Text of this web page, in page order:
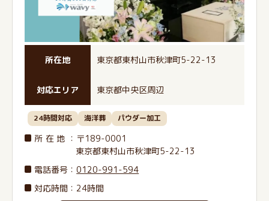
所在地 東京都東村山市秋津町5-22-13
対応エリア 東京都中央区周辺
24時間対応 海洋葬 パウダー加工
所在地 ：〒189-0001
東京都東村山市秋津町5-22-13
電話番号 ：0120-991-594
対応時間：24時間